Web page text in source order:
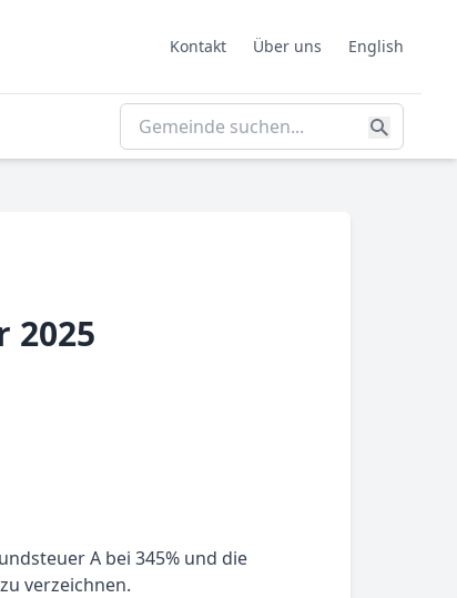
Kontakt Über uns English
2025
A bei 345% und die
verzeichnen.